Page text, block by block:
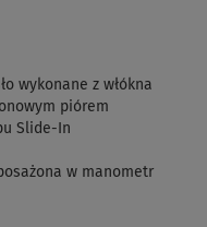
wykonane z włókna
piórem
Slide-In
w manometr